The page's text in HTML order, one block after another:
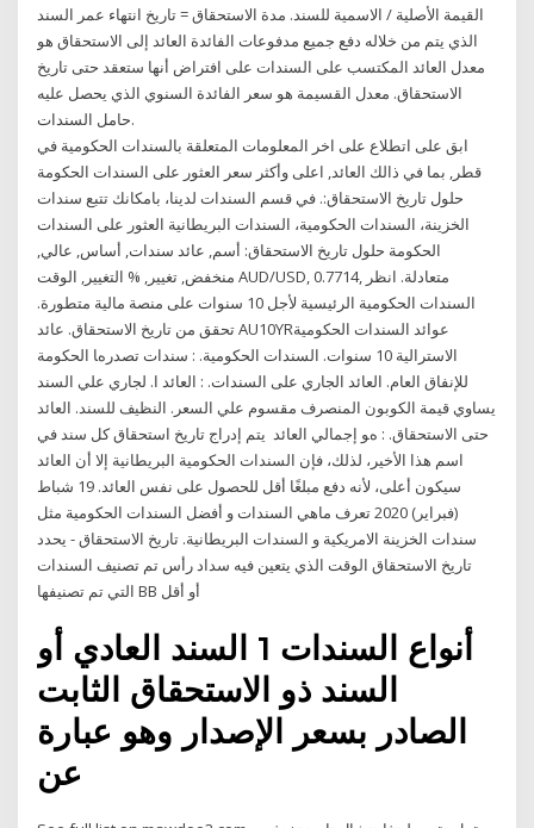
القيمة الأصلية / الاسمية للسند. مدة الاستحقاق = تاريخ انتهاء عمر السند
الذي يتم من خلاله دفع جميع مدفوعات الفائدة العائد إلى الاستحقاق هو
معدل العائد المكتسب على السندات على افتراض أنها ستعقد حتى تاريخ
الاستحقاق. معدل القسيمة هو سعر الفائدة السنوي الذي يحصل عليه
حامل السندات.
ابق على اتطلاع على اخر المعلومات المتعلقة بالسندات الحكومية في
قطر, بما في ذالك العائد, اعلى وأكثر سعر العثور على السندات الحكومة
حلول تاريخ الاستحقاق:. في قسم السندات لدينا، بامكانك تتبع سندات
الخزينة، السندات الحكومية، السندات البريطانية العثور على السندات
الحكومة حلول تاريخ الاستحقاق: أسم, عائد سندات, أساس, عالي,
منخفض, تغيير, % التغيير, الوقت AUD/USD, 0.7714, متعادلة. انظر
السندات الحكومية الرئيسية لأجل 10 سنوات على منصة مالية متطورة.
تحقق من تاريخ الاستحقاق. عائد AU10YRعوائد السندات الحكومية
الاسترالية 10 سنوات. اﻟﺴﻨﺪات اﻟﺤﻜﻮﻣﻴﺔ. : ﺳﻨﺪات ﺗﺼﺪرهﺎ اﻟﺤﻜﻮﻣﺔ
ﻟﻺﻧﻔﺎق اﻟﻌﺎم. اﻟﻌﺎﺋﺪ اﻟﺠﺎري ﻋﻠﻰ اﻟﺴﻨﺪات. : اﻟﻌﺎﺋﺪ ا. ﻟﺠﺎري ﻋﻠﻲ اﻟﺴﻨﺪ
ﻳﺴﺎوي ﻗﻴﻤﺔ اﻟﻜﻮﺑﻮن اﻟﻤﻨﺼﺮف ﻣﻘﺴﻮم ﻋﻠﻲ اﻟﺴﻌﺮ. اﻟﻨﻈﻴﻒ ﻟﻠﺴﻨﺪ. اﻟﻌﺎﺋﺪ
ﺣﺘﻰ اﻻﺳﺘﺤﻘﺎق. : هﻮ إﺟﻤﺎﻟﻲ اﻟﻌﺎﺋﺪ يتم إدراج تاريخ استحقاق كل سند في
اسم هذا الأخير، لذلك، فإن السندات الحكومية البريطانية إلا أن العائد
سيكون أعلى، لأنه دفع مبلغًا أقل للحصول على نفس العائد. 19 شباط
(فبراير) 2020 تعرف ماهي السندات و أفضل السندات الحكومية مثل
سندات الخزينة الامريكية و السندات البريطانية. تاريخ الاستحقاق - يحدد
تاريخ الاستحقاق الوقت الذي يتعين فيه سداد رأس تم تصنيف السندات
التي تم تصنيفها BB أو أقل
أنواع السندات 1 السند العادي أو
السند ذو الاستحقاق الثابت
الصادر بسعر الإصدار وهو عبارة
عن